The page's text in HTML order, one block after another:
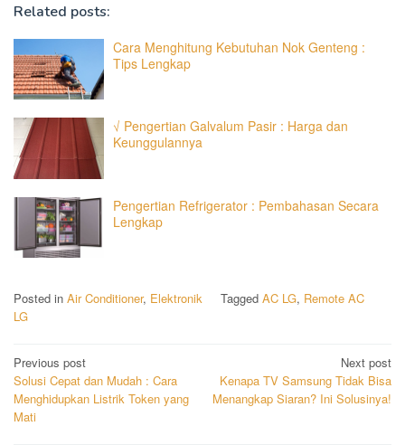
Related posts:
Cara Menghitung Kebutuhan Nok Genteng :
Tips Lengkap
√ Pengertian Galvalum Pasir : Harga dan
Keunggulannya
Pengertian Refrigerator : Pembahasan Secara
Lengkap
Posted in Air Conditioner, Elektronik Tagged AC LG, Remote AC
LG
Post
navigation
Previous post
Solusi Cepat dan Mudah : Cara
Menghidupkan Listrik Token yang
Mati
Next post
Kenapa TV Samsung Tidak Bisa
Menangkap Siaran? Ini Solusinya!